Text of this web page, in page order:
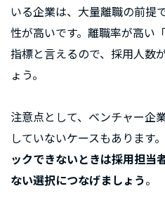
いる企業は、大量離職の前提
性が高いです。離職率が高い
指標と言えるので、採用人数
ょう。
注意点として、ベンチャー企
していないケースもあります
ックできないときは採用担当
ない選択につなげましょう。